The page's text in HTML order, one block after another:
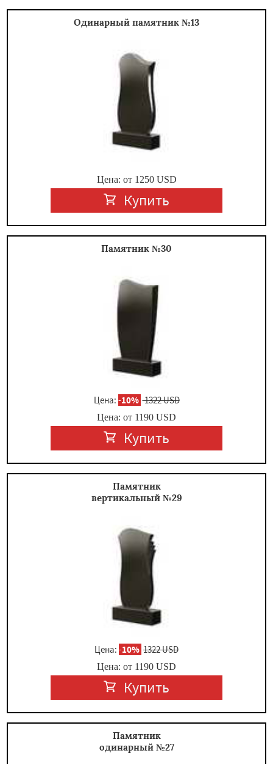
Одинарный памятник №13
Цена: от 1250USD
Купить
Памятник №30
Цена: -10% 1322 USD
Цена: от 1190 USD
Купить
Памятник
вертикальный №29
Цена: -10% 1322 USD
Цена: от 1190 USD
Купить
Памятник
одинарный №27